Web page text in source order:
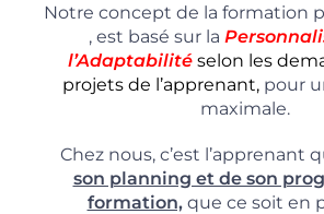
Notre concept de la formation
, est basé sur la P
l’Adaptabilité selon les
projets de l’apprenant,pour
maximale.
Chez nous, c’est l’apprenant
son planning et de son
formation,que ce soit en